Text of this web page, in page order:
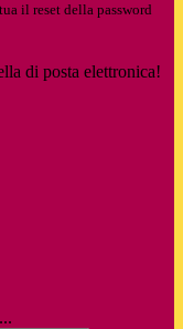
il reset della password
di posta elettronica!